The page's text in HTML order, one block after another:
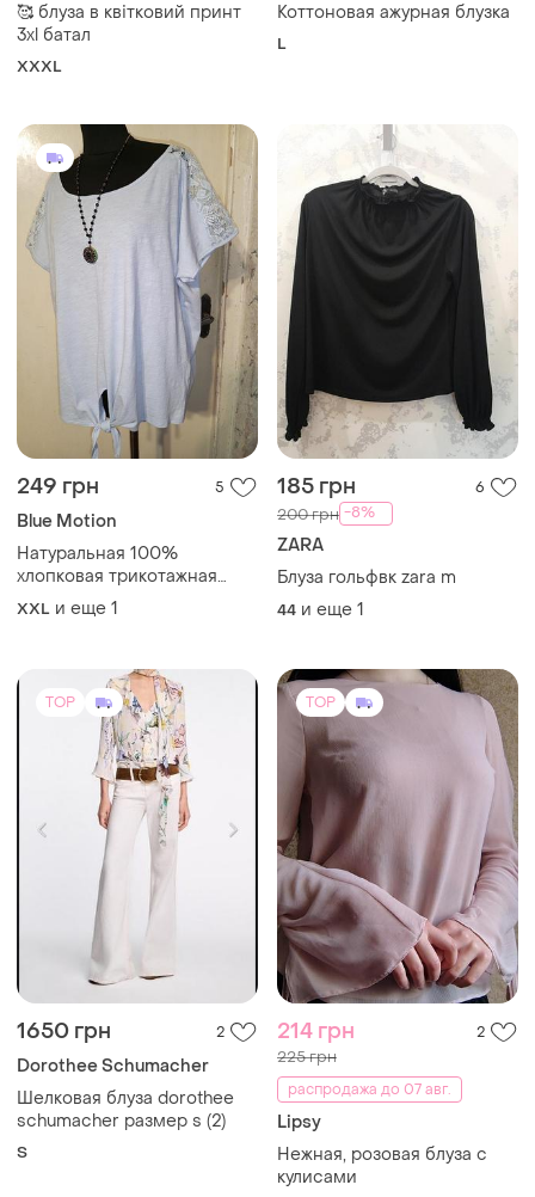
🥰 блуза в квітковий принт
3xl батал
XXXL
Коттоновая ажурная блузка
L
249 грн 5
Blue Motion
Натуральная 100%
хлопковая трикотажная
асимметричная блузка-
футболка на узел батал
XXL и еще 1
185 грн 6
200 грн -8%
ZARA
Блуза гольфвк zara m
44 и еще 1
TOP
1650 грн 2
Dorothee Schumacher
Шелковая блуза dorothee
schumacher размер s (2)
S
TOP
214 грн 2
225 грн
распродажа до 07 авг.
Lipsy
Нежная, розовая блуза с
кулисами